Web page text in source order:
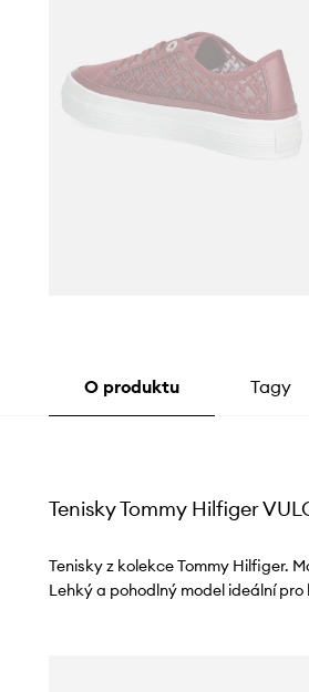
O produktu Tagy
Tenisky Tommy Hilfiger
Tenisky z kolekce Tommy Hilfiger.
Lehký a pohodlný model ideální pro